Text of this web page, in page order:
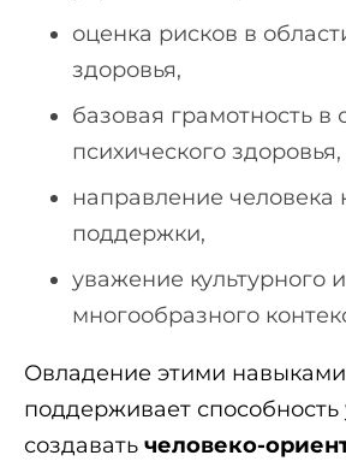
оценка рисков в
здоровья,
базовая грамотность в
психического здоровья,
направление человека
поддержки,
уважение культурного и
многообразного
Овладение этими навыками
поддерживает способность
создавать человеко-